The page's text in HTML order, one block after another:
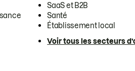
SaaS et B2B
Santé
Établissement local
Voir tous les secteurs